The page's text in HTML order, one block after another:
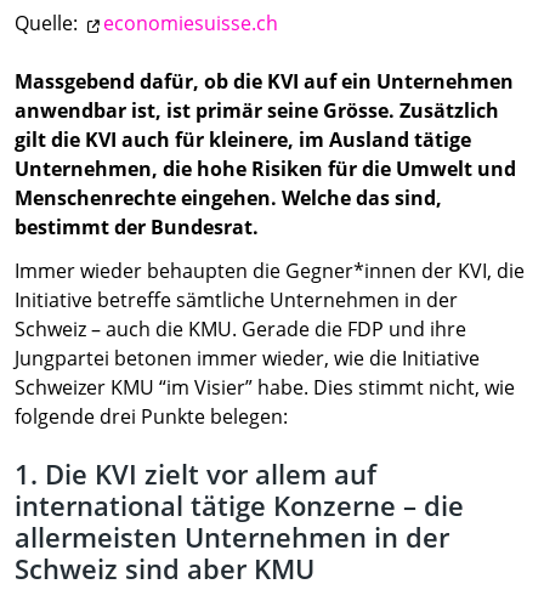
Quelle: economiesuisse.ch
Massgebend dafür, ob die KVI auf ein Unternehmen
anwendbar ist, ist primär seine Grösse. Zusätzlich
gilt die KVI auch für kleinere, im Ausland tätige
Unternehmen, die hohe Risiken für die Umwelt und
Menschenrechte eingehen. Welche das sind,
bestimmt der Bundesrat.
Immer wieder behaupten die Gegner*innen der KVI, die
Initiative betreffe sämtliche Unternehmen in der
Schweiz – auch die KMU. Gerade die FDP und ihre
Jungpartei betonen immer wieder, wie die Initiative
Schweizer KMU “im Visier” habe. Dies stimmt nicht, wie
folgende drei Punkte belegen:
1. Die KVI zielt vor allem auf
international tätige Konzerne – die
allermeisten Unternehmen in der
Schweiz sind aber KMU